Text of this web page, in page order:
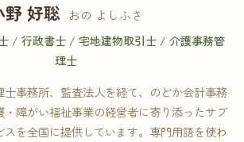
野 好聡 おの よしふさ
/ 行政書士 / 宅地建物取引士 / 介護事務管
理士
士事務所、監査法人を経て、のどか会計事務
・障がい福祉事業の経営者に寄り添ったサブ
スを全国に提供しています。専門用語を使わ